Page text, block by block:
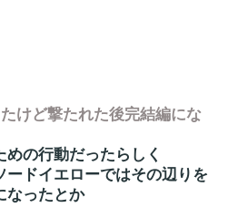
けど撃たれた後完結編にな
の行動だったらしく
ードイエローではその辺りを
なったとか